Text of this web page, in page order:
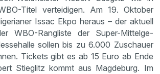
Titel vertei­digen. Am 19. Oktober
Issac Ekpo heraus – der aktuell
WBO-Rangliste der Super-Mittel­ge­
sollen bis zu 6.000 Zuschauer
Tickets gibt es ab 15 Euro ab Ende
Stieg­litz kommt aus Magde­burg. Im